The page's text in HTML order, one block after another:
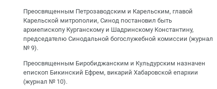
Преосвященным Петрозаводским и Карельским, главой
Карельской митрополии, Синод постановил быть
архиепископу Курганскому и Шадринскому Константину,
председателю Синодальной богослужебной комиссии (журнал
№ 9).
Преосвященным Биробиджанским и Кульдурским назначен
епископ Бикинский Ефрем, викарий Хабаровской епархии
(журнал № 10).